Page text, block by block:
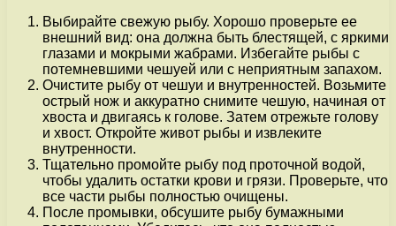
Выбирайте свежую рыбу. Хорошо проверьте ее
внешний вид: она должна быть блестящей, с яркими
глазами и мокрыми жабрами. Избегайте рыбы с
потемневшими чешуей или с неприятным запахом.
Очистите рыбу от чешуи и внутренностей. Возьмите
острый нож и аккуратно снимите чешую, начиная от
хвоста и двигаясь к голове. Затем отрежьте голову
и хвост. Откройте живот рыбы и извлеките
внутренности.
Тщательно промойте рыбу под проточной водой,
чтобы удалить остатки крови и грязи. Проверьте, что
все части рыбы полностью очищены.
После промывки, обсушите рыбу бумажными